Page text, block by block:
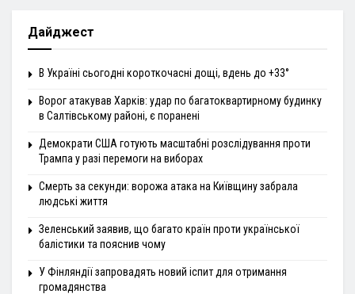
Дайджест
В Україні сьогодні короткочасні дощі, вдень до +33°
Ворог атакував Харків: удар по багатоквартирному будинку
в Салтівському районі, є поранені
Демократи США готують масштабні розслідування проти
Трампа у разі перемоги на виборах
Смерть за секунди: ворожа атака на Київщину забрала
людські життя
Зеленський заявив, що багато країн проти української
балістики та пояснив чому
У Фінляндії запровадять новий іспит для отримання
громадянства